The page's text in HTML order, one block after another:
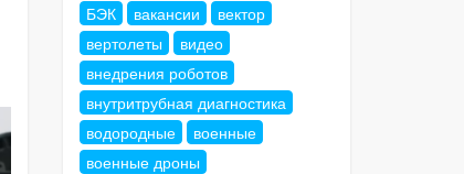
БЭК
вакансии
вектор
вертолеты
видео
внедрения роботов
внутритрубная диагностика
водородные
военные
военные дроны